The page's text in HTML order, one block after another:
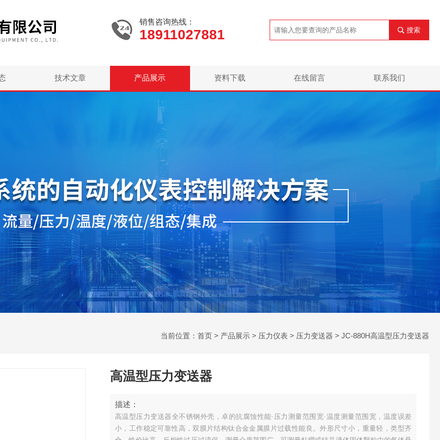
销售咨询热线：
18911027881 搜索
技术文章 产品展示 资料下载 在线留言 联系我们
当前位置： 首页 > 产品展示 > 压力仪表 > 压力变送器 > JC-880H高温型压力变送器
高温型压力变送器
描述：
高温型压力变送器全不锈钢外壳，卓的抗腐蚀性能·压力测量范围宽·温度测量范围宽，温度误差
小，工作稳定可靠性高，双膜片结构钛合金金属膜片过载性能良。外形尺寸小，重量轻，类型齐